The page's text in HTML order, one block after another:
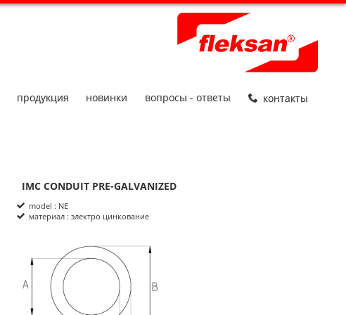
продукция новинки вопросы - ответы контакты
Product Informations
IMC CONDUIT PRE-GALVANIZED
model : NE
материал : электро цинкование